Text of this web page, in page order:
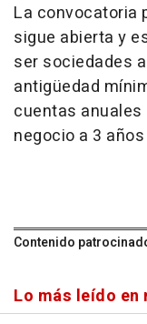
La convocatoria
sigue abierta y
ser sociedades
antigüedad
cuentas
negocio a 3
Contenido
Lo más leído